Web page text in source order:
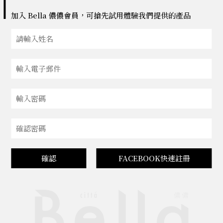
加入 Bella 儂儂會員，可搶先試用體驗我們提供的產品
確認 FACEBOOK快速註冊